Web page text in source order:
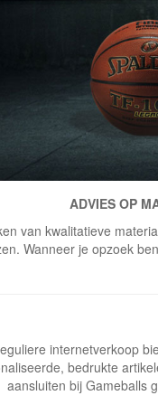
ADVIES OP
van kwalitatieve
Wanneer je opzoek
internetverkoop
bedrukte
aansluiten bij Gameballs